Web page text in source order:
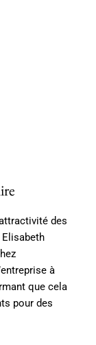
des
Elisabeth
à
que cela
pour des